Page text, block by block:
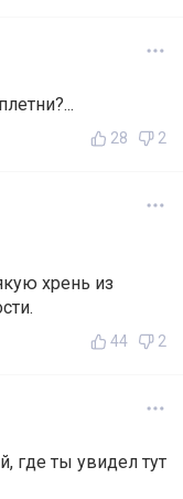
28 2
хрень из
44 2
где ты увидел тут